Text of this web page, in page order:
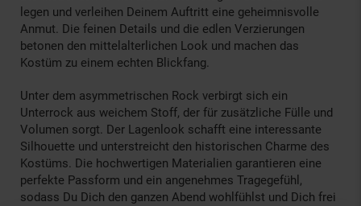
legen und verleihen Deinem Auftritt eine geheimnisvolle
Anmut. Die feinen Details und die edlen Verzierungen
betonen den mittelalterlichen Look und machen das
Kostüm zu einem echten Blickfang.
Unter dem asymmetrischen Rock verbirgt sich ein
Unterrock aus weichem Stoff, der für zusätzliche Fülle und
Volumen sorgt. Der Lagenlook schafft eine interessante
Silhouette und unterstreicht den historischen Charme des
Kostüms. Die hochwertigen Materialien garantieren eine
perfekte Passform und ein angenehmes Tragegefühl,
sodass Du Dich den ganzen Abend wohlfühlst und Dich frei